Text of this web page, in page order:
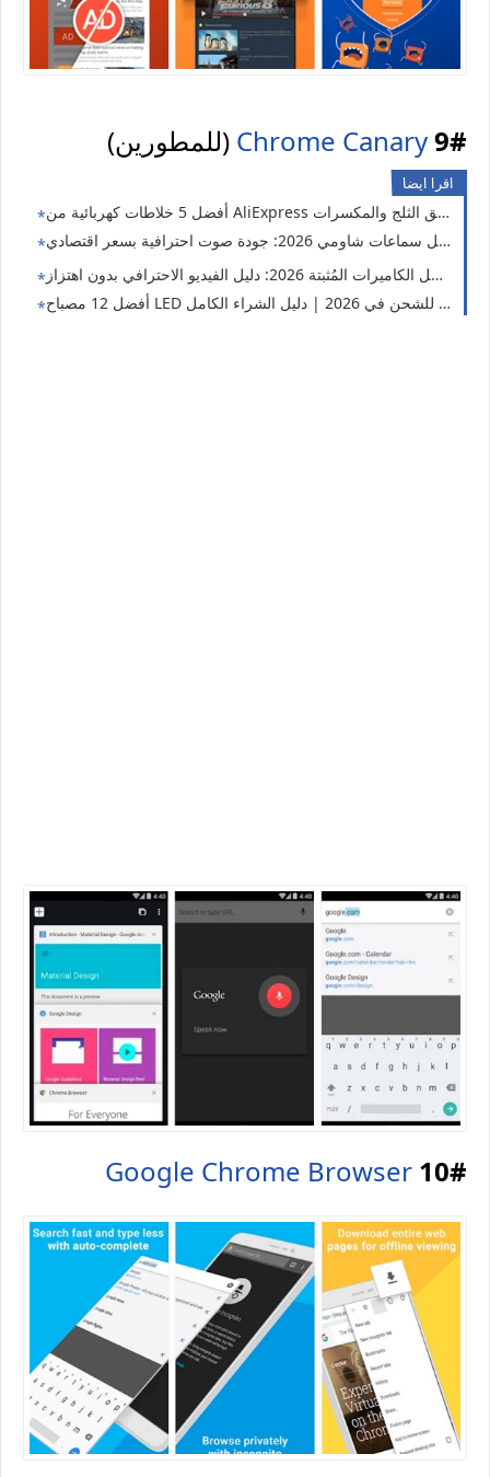
(للمطورين) Chrome Canary9#
اقرا ايضا
أفضل الكاميرات المُثبتة 2026: دليل الفيديو الاحترافي بدون اهتزاز
أفضل 12 مصباح LED جيب قابل للشحن في 2026 | دليل الشراء الكامل
Google Chrome Browser 10#